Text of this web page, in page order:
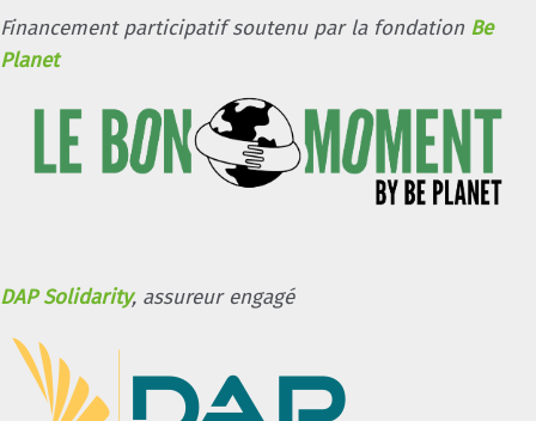
Financement participatif soutenu par la fondation Be
Planet
DAP Solidarity, assureur engagé